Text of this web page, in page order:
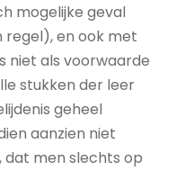
mogelijke geval
regel), en ook met
niet als voorwaarde
stukken der leer
geheel
aanzien niet
dat men slechts op